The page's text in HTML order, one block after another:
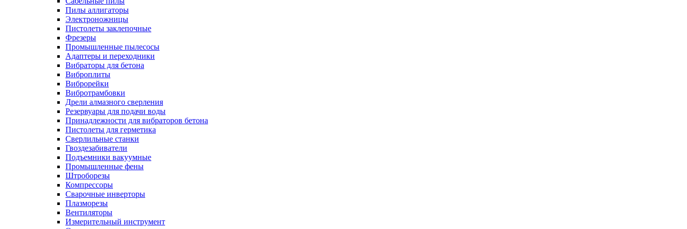
Пилы аллигаторы
Электроножницы
Пистолеты заклепочные
Фрезеры
Промышленные пылесосы
Адаптеры и переходники
Вибраторы для бетона
Виброплиты
Виброрейки
Вибротрамбовки
Дрели алмазного сверления
Резервуары для подачи воды
Принадлежности для вибраторов бетона
Пистолеты для герметика
Сверлильные станки
Гвоздезабиватели
Подъемники вакуумные
Промышленные фены
Штроборезы
Компрессоры
Сварочные инверторы
Плазморезы
Вентиляторы
Измерительный инструмент